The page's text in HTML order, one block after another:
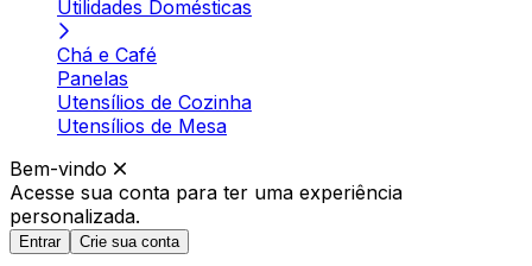
Utilidades Domésticas
Chá e Café
Panelas
Utensílios de Cozinha
Utensílios de Mesa
Bem-vindo
Acesse sua conta para ter uma experiência
personalizada.
Entrar Crie sua conta